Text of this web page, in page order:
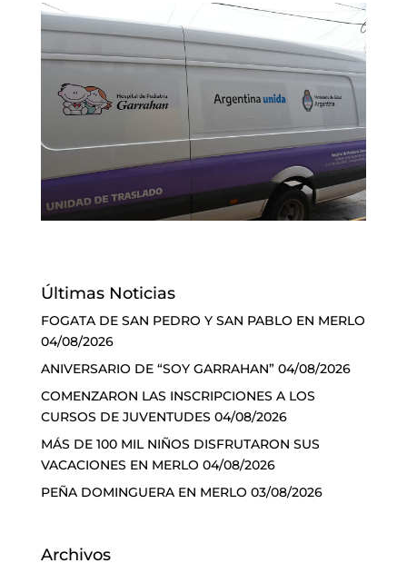
Últimas Noticias
FOGATA DE SAN PEDRO Y SAN PABLO EN MERLO
04/08/2026
ANIVERSARIO DE “SOY GARRAHAN” 04/08/2026
COMENZARON LAS INSCRIPCIONES A LOS
CURSOS DE JUVENTUDES 04/08/2026
MÁS DE 100 MIL NIÑOS DISFRUTARON SUS
VACACIONES EN MERLO 04/08/2026
PEÑA DOMINGUERA EN MERLO 03/08/2026
Archivos